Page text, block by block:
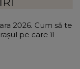
2026. Cum să te
pe care îl